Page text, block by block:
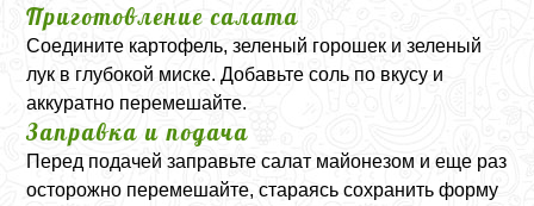
Приготовление салата
Соедините картофель, зеленый горошек и зеленый
лук в глубокой миске. Добавьте соль по вкусу и
аккуратно перемешайте.
Заправка и подача
Перед подачей заправьте салат майонезом и еще раз
осторожно перемешайте, стараясь сохранить форму